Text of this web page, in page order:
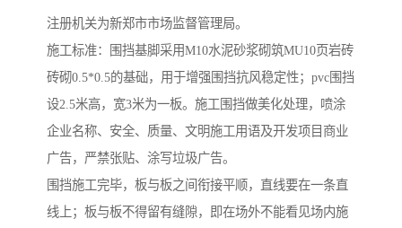
注册机关为新郑市市场监督管理局。
施工标准：围挡基脚采用M10水泥砂浆砌筑MU10页岩砖
砖砌0.5*0.5的基础，用于增强围挡抗风稳定性；pvc围挡
设2.5米高，宽3米为一板。施工围挡做美化处理，喷涂
企业名称、安全、质量、文明施工用语及开发项目商业
广告，严禁张贴、涂写垃圾广告。
围挡施工完毕，板与板之间衔接平顺，直线要在一条直
线上；板与板不得留有缝隙，即在场外不能看见场内施